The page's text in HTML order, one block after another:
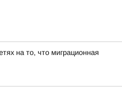
на то, что миграционная